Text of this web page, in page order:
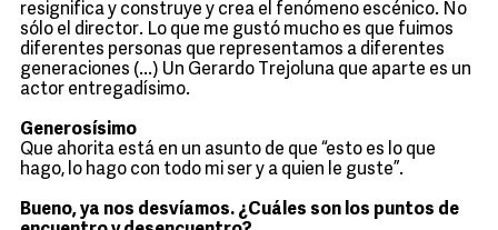
resignifica y construye y crea el fenómeno escénico. No
sólo el director. Lo que me gustó mucho es que fuimos
diferentes personas que representamos a diferentes
generaciones (...) Un Gerardo Trejoluna que aparte es un
actor entregadísimo.
Generosísimo
Que ahorita está en un asunto de que “esto es lo que
hago, lo hago con todo mi ser y a quien le guste”.
Bueno, ya nos desvíamos. ¿Cuáles son los puntos de